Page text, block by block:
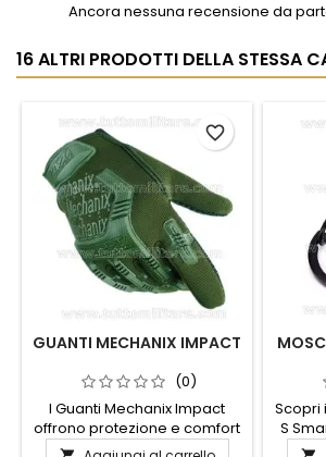
Ancora nessuna recensione da
16 ALTRI PRODOTTI DELLA STESSA
GUANTI MECHANIX IMPACT
(0)
I Guanti Mechanix Impact
offrono protezione e comfort
senza compromessi per chi
favorite_border
Scopri
S